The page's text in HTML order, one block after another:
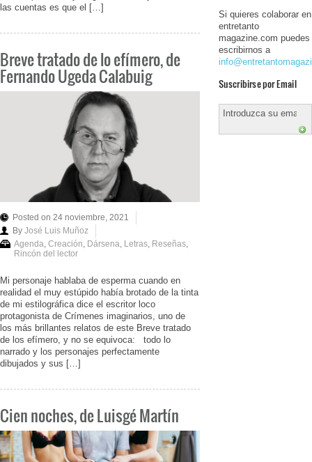
las cuentas es que el […]
Breve tratado de lo efímero, de
Fernando Ugeda Calabuig
Posted on 24 noviembre, 2021
By José Luis Muñoz
Agenda, Creación, Dársena, Letras, Reseñas,
Rincón del lector
Mi personaje hablaba de esperma cuando en
realidad el muy estúpido había brotado de la tinta
de mi estilográfica dice el escritor loco
protagonista de Crímenes imaginarios, uno de
los más brillantes relatos de este Breve tratado
de los efímero, y no se equivoca: todo lo
narrado y los personajes perfectamente
dibujados y sus […]
Cien noches, de Luisgé Martín
Si quieres colaborar en
entretanto
magazine.com puedes
escribirnos a
Suscribirse por Email